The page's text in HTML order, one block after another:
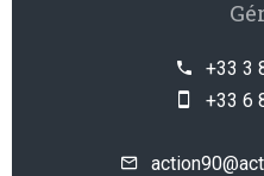
+33 3
+33 6